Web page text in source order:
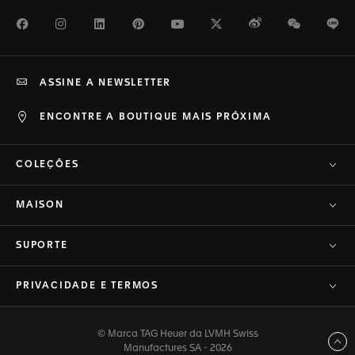
FacebookInstagramLinkedInPinterestYoutubeTwitterWeiboWeChat
ENCONTRE A BOUTIQUE MAIS PRÓXIMA
ASSINE A NEWSLETTER
COLEÇÕES
MAISON
SUPORTE
PRIVACIDADE E TERMOS
© Marca TAG Heuer da LVMH Swiss
Manufactures SA - 2026
Voltar ao topo